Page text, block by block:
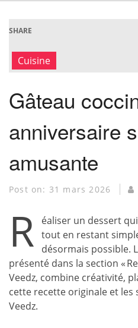
SHARE
Cuisine
Gâteau
anniversaire
amusante
Post on: 31 mars 2026
R
éaliser un dessert
tout en restant
désormais possible.
présenté dans la section «
Veedz, combine créativité,
cette recette originale et les
Veedz.